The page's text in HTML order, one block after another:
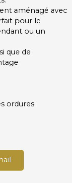
aménagé avec
pour le
ou un
que de
ordures